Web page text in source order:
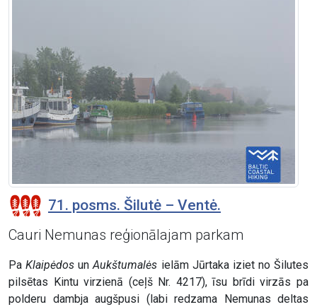
71. posms. Šilutė – Ventė.
Cauri Nemunas reģionālajam parkam
PaKlaipėdos unAukštumalės ielām Jūrtaka iziet no Šilutes
pilsētas Kintu virzienā (ceļš Nr. 4217), īsu brīdi virzās pa
polderu dambja augšpusi (labi redzama Nemunas deltas